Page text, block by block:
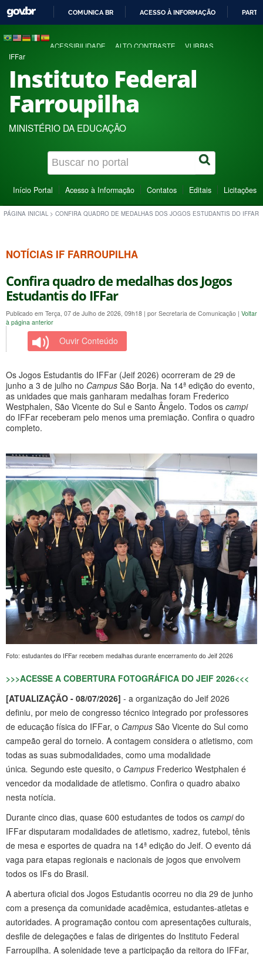
COMUNICA BR ACESSO À INFORMAÇÃO
ACESSIBILIDADE ALTO CONTRASTE VLIBRAS
IFFar
Instituto Federal
Farroupilha
MINISTÉRIO DA EDUCAÇÃO
Início Portal Acesso à Informação Contatos Editais Licitações
PÁGINA INICIAL > CONFIRA QUADRO DE MEDALHAS DOS JOGOS ESTUDANTIS DO IFFAR
NOTÍCIAS IF FARROUPILHA
Confira quadro de medalhas dos Jogos
Estudantis do IFFar
Publicado em Terça, 07 de Julho de 2026, 09h18 | por Secretaria de Comunicação | Voltar
à página anterior
Ouvir Conteúdo
Os Jogos Estudantis do IFFar (Jeif 2026) ocorreram de 29 de
junho a 3 de julho no Campus São Borja. Na 14ª edição do evento,
as unidades que mais ganharam medalhas foram Frederico
Westphalen, São Vicente do Sul e Santo Ângelo. Todos os campi
do IFFar receberam pelo menos uma premiação. Confira o quadro
completo.
Foto: estudantes do IFFar recebem medalhas durante encerramento do Jeif 2026
>>>ACESSE A COBERTURA FOTOGRÁFICA DO JEIF 2026<<<
[ATUALIZAÇÃO - 08/07/2026] - a organização do Jeif 2026
definiu, por meio de congresso técnico integrado por professores
de educação física do IFFar, o Campus São Vicente do Sul como
campeão geral do torneio. A contagem considera o atletismo, com
todas as suas submodalidades, como uma modalidade
única. Segundo este quesito, o Campus Frederico Westphalen é
vencedor da modalidade de atletismo. Confira o quadro abaixo
nesta notícia.
Durante cinco dias, quase 600 estudantes de todos os campido
IFFar disputaram modalidades de atletismo, xadrez, futebol, tênis
de mesa e esportes de quadra na 14ª edição do Jeif. O evento dá
vaga para etapas regionais e nacionais de jogos que envolvem
todos os IFs do Brasil.
A abertura oficial dos Jogos Estudantis ocorreu no dia 29 de junho
com a presença da comunidade acadêmica, estudantes-atletas e
autoridades. A programação contou com apresentações culturais,
desfile de delegações e falas de dirigentes do Instituto Federal
Farroupilha. A solenidade teve a participação da reitora do IFFar,